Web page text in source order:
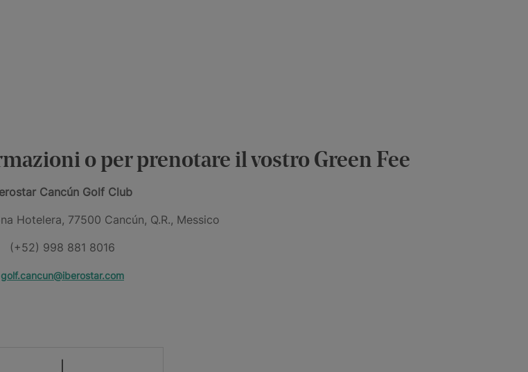
o per prenotare il vostro Green Fee
Cancún Golf Club
Hotelera, 77500 Cancún, Q.R., Messico
(+52) 998 881 8016
golf.cancun@iberostar.com